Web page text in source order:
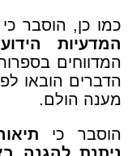
כמו כן, הוסבר כי
המדעיות
המדווחים
הדברים הובאו
מענה הולם.
הוסבר כי